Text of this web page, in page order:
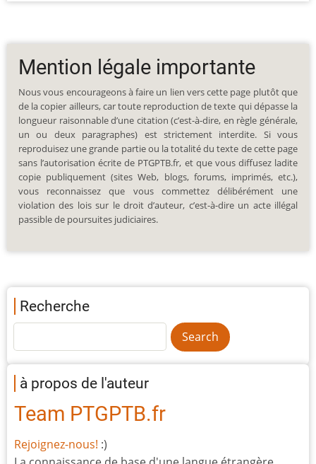
Mention légale importante
Nous vous encourageons à faire un lien vers cette page plutôt que
de la copier ailleurs, car toute reproduction de texte qui dépasse la
longueur raisonnable d’une citation (c’est-à-dire, en règle générale,
un ou deux paragraphes) est strictement interdite. Si vous
reproduisez une grande partie ou la totalité du texte de cette page
sans l’autorisation écrite de PTGPTB.fr, et que vous diffusez ladite
copie publiquement (sites Web, blogs, forums, imprimés, etc.),
vous reconnaissez que vous commettez délibérément une
violation des lois sur le droit d’auteur, c’est-à-dire un acte illégal
passible de poursuites judiciaires.
Recherche
à propos de l'auteur
Team PTGPTB.fr
Rejoignez-nous! :)